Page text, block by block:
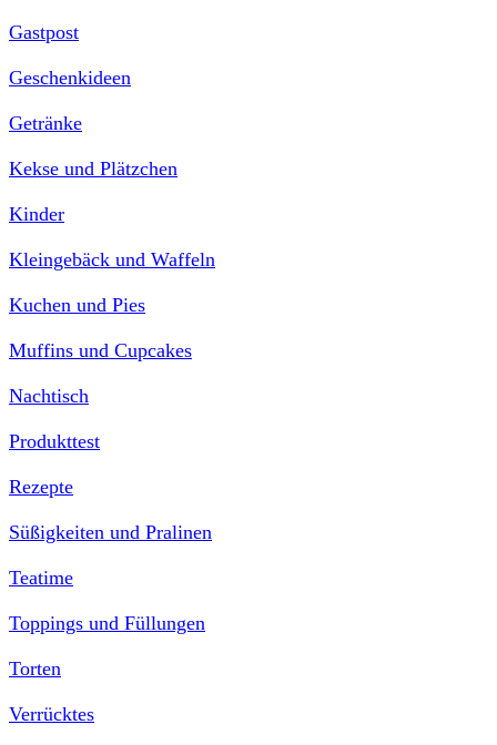
Gastpost
Geschenkideen
Getränke
Kekse und Plätzchen
Kinder
Kleingebäck und Waffeln
Kuchen und Pies
Muffins und Cupcakes
Nachtisch
Produkttest
Rezepte
Süßigkeiten und Pralinen
Teatime
Toppings und Füllungen
Torten
Verrücktes